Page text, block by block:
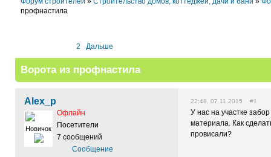
профнастила
2 Дальше
Ворота из профнастила
Alex_p
Новичок
Офлайн
Посетители
7 сообщений
Сообщение
22:48, 07.11.2015 #1
У нас на участке
материала. Как
провисали?